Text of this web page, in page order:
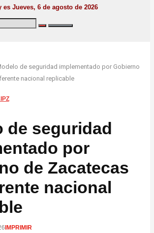
es Jueves, 6 de agosto de 2026
de seguridad implementado por Gobierno
nacional replicable
de seguridad
por
de Zacatecas
nacional
IMPRIMIR